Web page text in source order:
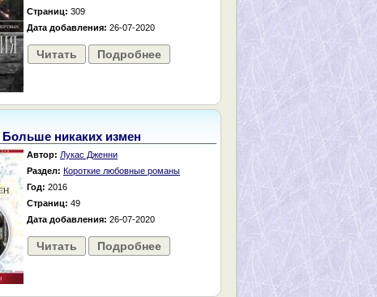
Страниц: 309
Дата добавления: 26-07-2020
Читать Подробнее
Больше никаких измен
Автор: Лукас Дженни
Раздел: Короткие любовные романы
Год: 2016
Страниц: 49
Дата добавления: 26-07-2020
Читать Подробнее